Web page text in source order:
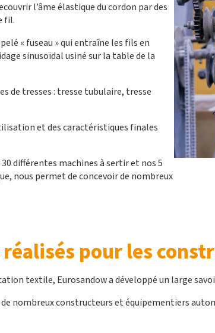
l’âme élastique du cordon par des
fil.
« fuseau » qui entraîne les fils en
sinusoïdal usiné sur la table de la
de tresses : tresse tubulaire, tresse
et des caractéristiques finales
différentes machines à sertir et nos 5
nous permet de concevoir de nombreux
réalisés pour les
textile, Eurosandow a développé un large
de nombreux constructeurs et équipementiers